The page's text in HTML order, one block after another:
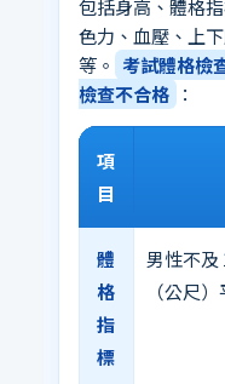
包括身高、體格
色力、血壓、上
等。 考試體格檢
檢查不合格 ：
項
目
體
格
指
標
男性不及
（公尺